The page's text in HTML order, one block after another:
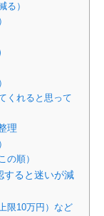
る）
くれると思って
理
の順）
すると迷いが減
限10万円）など